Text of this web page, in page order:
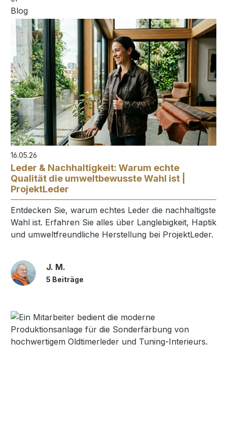
16.05.26
Leder & Nachhaltigkeit: Warum echte
Qualität die umweltbewusste Wahl ist |
ProjektLeder
Entdecken Sie, warum echtes Leder die nachhaltigste
Wahl ist. Erfahren Sie alles über Langlebigkeit, Haptik
und umweltfreundliche Herstellung bei ProjektLeder.
J. M.
5 Beiträge